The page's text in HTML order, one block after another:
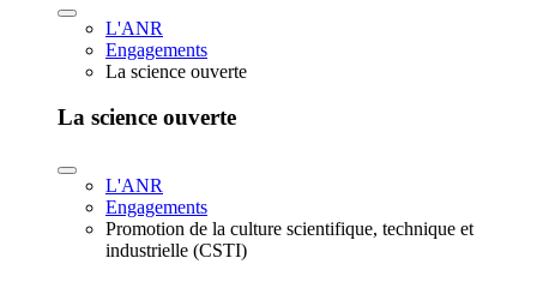
L'ANR
Engagements
La science ouverte
La science ouverte
L'ANR
Engagements
Promotion de la culture scientifique, technique et
industrielle (CSTI)